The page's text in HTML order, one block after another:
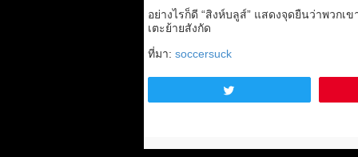
อย่างไรก็ดี “สิงห์บลูส์” แสดงจุดยืนว่าพวกเ
เตะย้ายสังกัด
ที่มา: soccersuck